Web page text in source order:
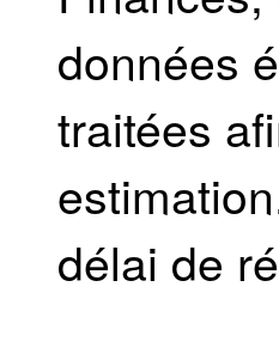
données
traitées
délai de